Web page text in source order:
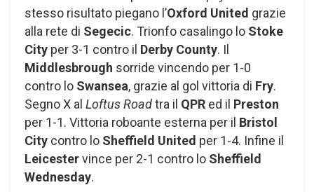
stesso risultato piegano l’Oxford United grazie
alla rete di Segecic. Trionfo casalingo lo Stoke
City per 3-1 contro il Derby County. Il
Middlesbrough sorride vincendo per 1-0
contro lo Swansea, grazie al gol vittoria di Fry.
Segno X al Loftus Roadtra il QPR ed il Preston
per 1-1. Vittoria roboante esterna per il Bristol
City contro lo Sheffield United per 1-4. Infine il
Leicestervince per 2-1 contro lo Sheffield
Wednesday.